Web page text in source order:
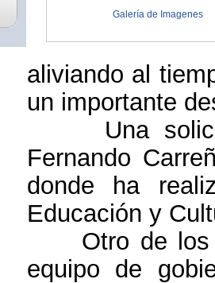
Galería de Imagenes
aliviando al
un importante
Una
Fernando
donde ha
Educación y
Otro de
equipo de